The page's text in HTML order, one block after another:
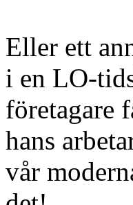
Eller ett
i en LO-
företagare
hans
vår